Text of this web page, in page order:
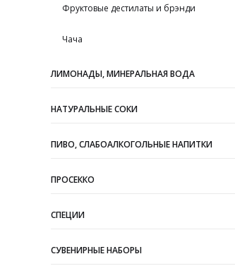
Фруктовые дестилаты и брэнди
Чача
ЛИМОНАДЫ, МИНЕРАЛЬНАЯ ВОДА
НАТУРАЛЬНЫЕ СОКИ
ПИВО, СЛАБОАЛКОГОЛЬНЫЕ НАПИТКИ
ПРОСЕККО
СПЕЦИИ
СУВЕНИРНЫЕ НАБОРЫ